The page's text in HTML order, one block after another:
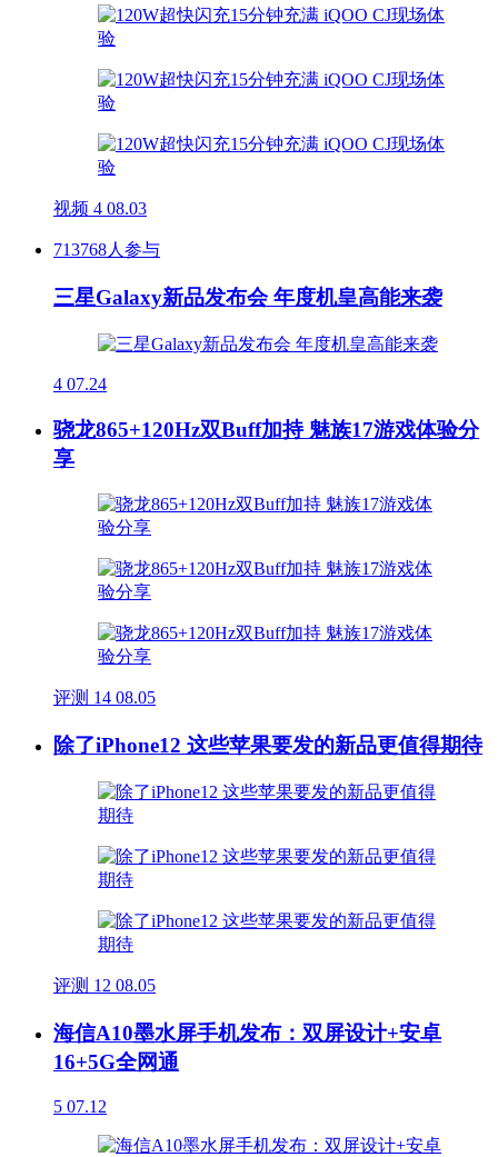
视频 4 08.03
713768人参与
三星Galaxy新品发布会 年度机皇高能来袭
4 07.24
骁龙865+120Hz双Buff加持 魅族17游戏体验分
享
评测 14 08.05
除了iPhone12 这些苹果要发的新品更值得期待
评测 12 08.05
海信A10墨水屏手机发布：双屏设计+安卓
16+5G全网通
5 07.12